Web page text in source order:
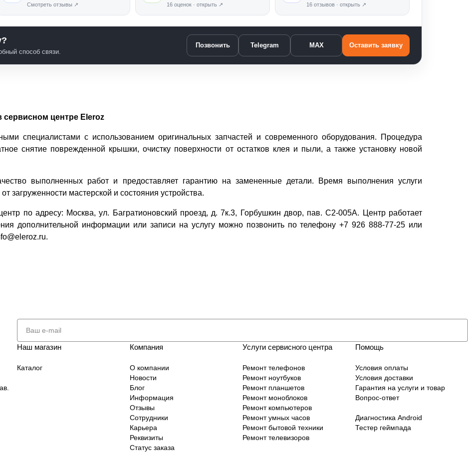
Смотреть отзывы ↗ 16 оценок · открыть ↗ 16 отзывов · открыть ↗
способ связи.
Позвонить Telegram MAX Оставить заявку
центре Eleroz
специалистами с использованием оригинальных запчастей и современного оборудования. Процедура
снятие поврежденной крышки, очистку поверхности от остатков клея и пыли, а также установку новой
выполненных работ и предоставляет гарантию на замененные детали. Время выполнения услуги
загруженности мастерской и состояния устройства.
по адресу: Москва, ул. Багратионовский проезд, д. 7к.3, Горбушкин двор, пав. C2-005A. Центр работает
дополнительной информации или записи на услугу можно позвонить по телефону +7 926 888-77-25 или
Наш магазин
Каталог
Компания
О компании
Новости
Блог
Информация
Отзывы
Сотрудники
Карьера
Реквизиты
Статус заказа
Услуги сервисного центра
Ремонт телефонов
Ремонт ноутбуков
Ремонт планшетов
Ремонт моноблоков
Ремонт компьютеров
Ремонт умных часов
Ремонт бытовой техники
Ремонт телевизоров
Помощь
Условия оплаты
Условия доставки
Гарантия на услуги и товар
Вопрос-ответ
Диагностика Android
Тестер геймпада